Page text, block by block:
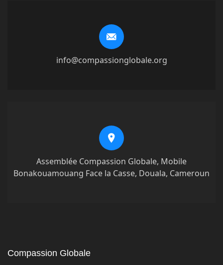
info@compassionglobale.org
Assemblée Compassion Globale, Mobile
Bonakouamouang Face la Casse, Douala, Cameroun
Compassion Globale